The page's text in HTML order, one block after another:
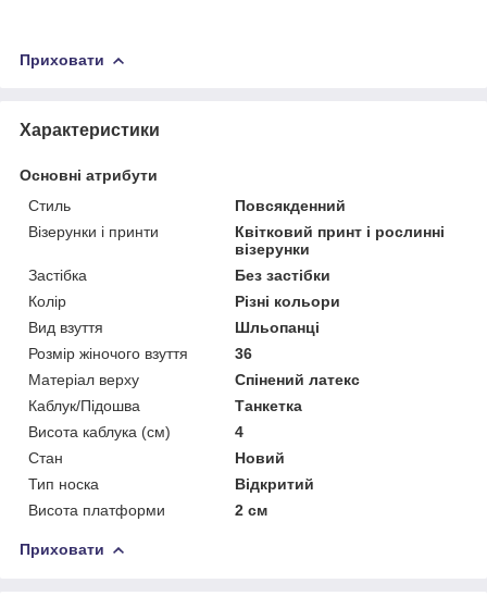
Приховати
Характеристики
Основні атрибути
Стиль
Повсякденний
Візерунки і принти
Квітковий принт і рослинні
візерунки
Застібка
Без застібки
Колір
Різні кольори
Вид взуття
Шльопанці
Розмір жіночого взуття
36
Матеріал верху
Спінений латекс
Каблук/Підошва
Танкетка
Висота каблука (см)
4
Стан
Новий
Тип носка
Відкритий
Висота платформи
2 см
Приховати